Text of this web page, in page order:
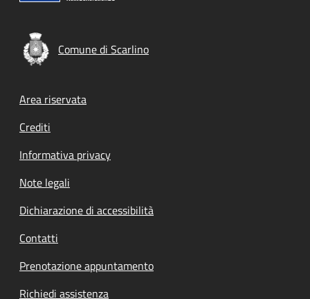
Comune di Scarlino
Footer menu
Area riservata
Crediti
Informativa privacy
Note legali
Dichiarazione di accessibilità
Contatti
Prenotazione appuntamento
Richiedi assistenza